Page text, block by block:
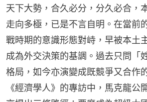
天下大勢，合久必分，分久必合，
走向多極，已是不言自明。在當前
戰時期的意識形態對峙，早被本土
成為外交決策的基調。過去只問「
格局，如今亦演變成既競爭又合作
《經濟學人》的專訪中，馬克龍公